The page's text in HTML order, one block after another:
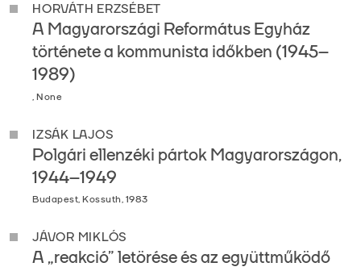
HORVÁTH ERZSÉBET
A Magyarországi Református Egyház
története a kommunista időkben (1945–
1989)
, None
IZSÁK LAJOS
Polgári ellenzéki pártok Magyarországon,
1944–1949
Budapest, Kossuth, 1983
JÁVOR MIKLÓS
A „reakció” letörése és az együttműködő